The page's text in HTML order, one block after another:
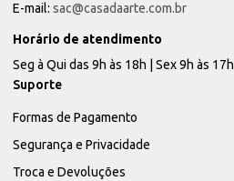
E-mail: sac@casadaarte.com.br
Horário de atendimento
Seg à Qui das 9h às 18h | Sex 9h às 17h
Suporte
Formas de Pagamento
Segurança e Privacidade
Troca e Devoluções